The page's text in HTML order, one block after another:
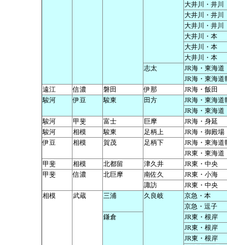
大井川・井川
大井川・井川
大井川・井川
大井川・本
大井川・本
大井川・本
志太
JR海・東海道
JR海・東海道
遠江
信濃 磐田 伊那
JR海・飯田
駿河
伊豆 駿東 田方
JR海・東海道
JR海・東海道
駿河
甲斐 富士 巨摩
JR海・身延
駿河
相模 駿東 足柄上
JR海・御殿場
伊豆
相模 賀茂 足柄下
JR海・東海道
JR東・東海道
甲斐
相模 北都留 津久井
JR東・中央
甲斐
信濃 北巨摩 南佐久
JR東・小海
諏訪
JR東・中央
相模
武蔵 三浦 久良岐
京急・本
京急・逗子
鎌倉
JR東・根岸
JR東・根岸
JR東・根岸